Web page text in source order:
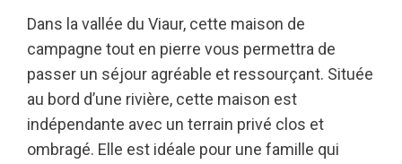
Dans la vallée du Viaur, cette maison de
campagne tout en pierre vous permettra de
passer un séjour agréable et ressourçant. Située
au bord d’une rivière, cette maison est
indépendante avec un terrain privé clos et
ombragé. Elle est idéale pour une famille qui